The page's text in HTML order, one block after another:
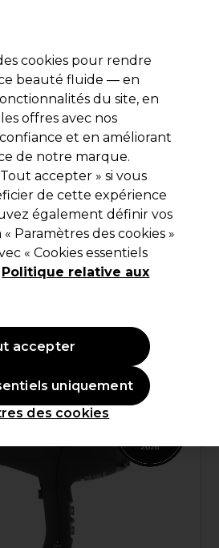
Se connecter
Coiffure Electro et Matériel
et délais
lire la suite
cheveux Magnesium
2000W
cookies pour rendre
beauté fluide — en
du site, en
offres avec nos
et en améliorant
de notre marque.
accepter » si vous
de cette expérience
également définir vos
Paramètres des cookies »
« Cookies essentiels
Politique relative aux
des cookies
uniquement
accepter